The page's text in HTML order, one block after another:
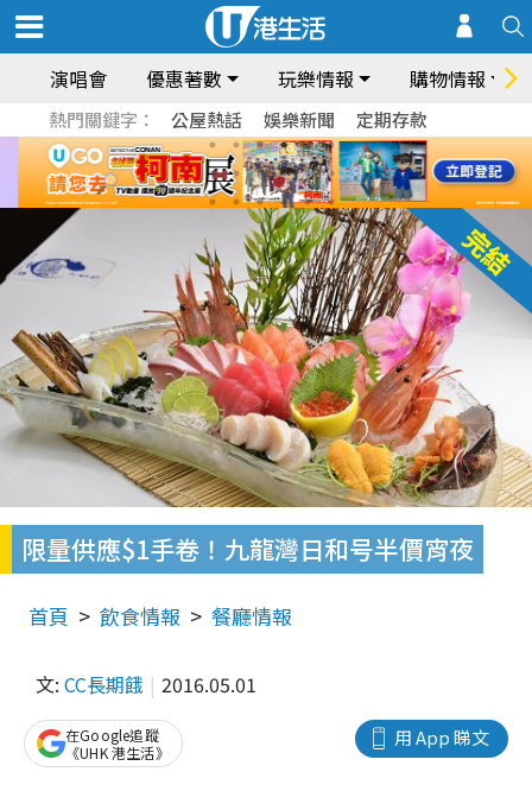
演唱會 優惠著數 玩樂情報 購物情報
熱門關鍵字： 公屋熱話 娛樂新聞 定期存款
限量供應$1手卷！九龍灣日和号半價宵夜
首頁 飲食情報 餐廳情報
文: CC長期餓 2016.05.01
用 App 睇文
在Google追蹤
《UHK 港生活》